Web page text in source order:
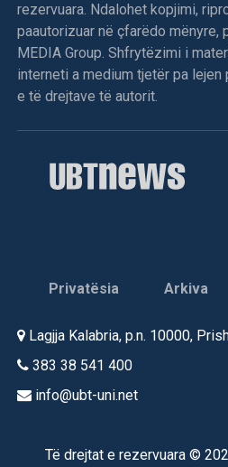
rezervuara. Ndalohet kopjimi,
paautorizuar në çfarëdo mënyre,
MEDIA Group. Shfrytëzimi i
interneti a medium tjetër pa lejen
e të drejtave të autorit.
Privatësia Arkiva
Lagjja Kalabria, p.n. 10000,
383 38 541 400
info@ubt-uni.net
Të drejtat e rezervuara ©